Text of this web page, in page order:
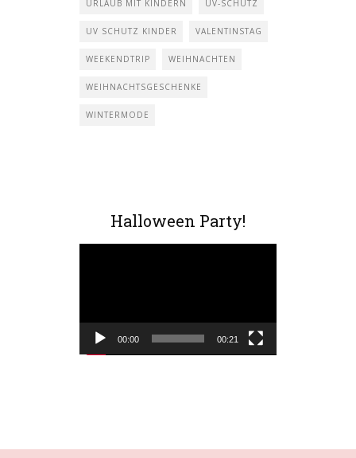
URLAUB MIT KINDERN UV-SCHUTZ
UV SCHUTZ KINDER VALENTINSTAG
WEEKENDTRIP WEIHNACHTEN
WEIHNACHTSGESCHENKE
WINTERMODE
Halloween Party!
00:00 00:21